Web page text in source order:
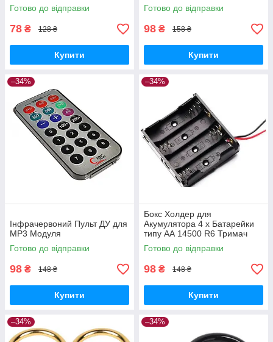
Готово до відправки
78 ₴ 128 ₴
Купити
Готово до відправки
98 ₴ 158 ₴
Купити
–34%
Інфрачервоний Пульт ДУ для
MP3 Модуля
Готово до відправки
98 ₴ 148 ₴
Купити
–34%
Бокс Холдер для
Акумулятора 4 х Батарейки
типу АА 14500 R6 Тримач
Holder
Готово до відправки
98 ₴ 148 ₴
Купити
–34% –34%